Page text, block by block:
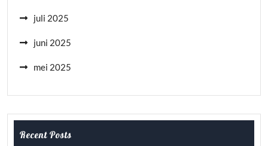
juli 2025
juni 2025
mei 2025
Recent Posts